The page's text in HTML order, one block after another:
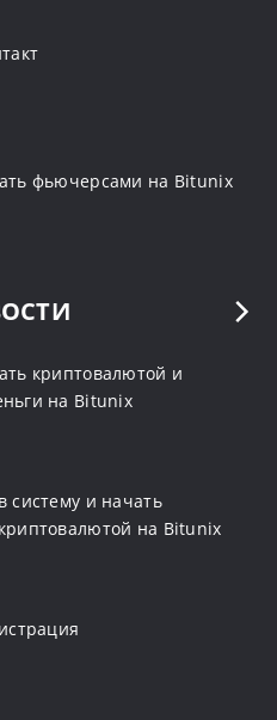
фьючерсами на Bitunix
криптовалютой и
на Bitunix
систему и начать
на Bitunix